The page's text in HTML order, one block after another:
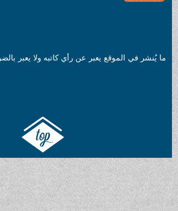
ما يُنشر في الموقع يعبر عن رأي كاتبه ولا يعبر